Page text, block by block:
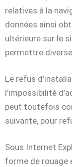
relatives à la
données ainsi
ultérieure sur le
permettre
Le refus
l’impossibilité
peut toutefois
suivante, pour
Sous Internet
forme de rouage